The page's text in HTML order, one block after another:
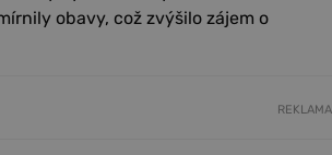
obavy, což zvýšilo zájem o
REKLAMA